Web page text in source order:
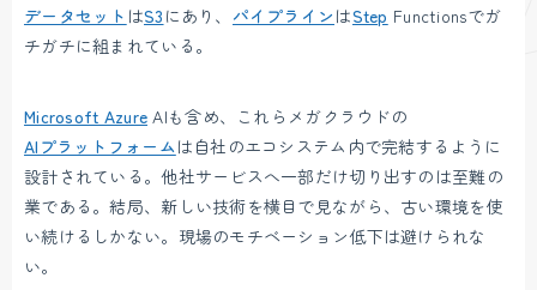
データセット はS3 にあり、 パイプライン はStep Functionsでガ
チガチに組まれている。
Microsoft Azure AIも含め、これらメガクラウドの
AIプラットフォームは自社のエコシステム内で完結するように
設計されている。他社サービスへ一部だけ切り出すのは至難の
業である。結局、新しい技術を横目で見ながら、古い環境を使
い続けるしかない。現場のモチベーション低下は避けられな
い。